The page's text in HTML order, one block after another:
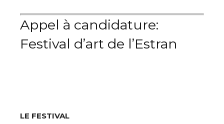
Appel à candidature:
Festival d’art de l’Estran
LE FESTIVAL